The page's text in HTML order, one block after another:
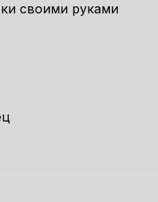
своими руками